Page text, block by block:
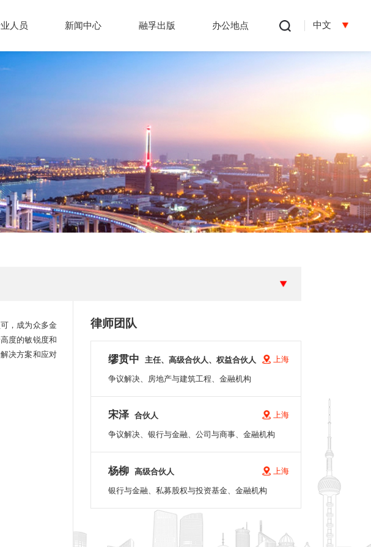
中文
人员 新闻中心 融孚出版 办公地点
，成为众多金
度的敏锐度和
决方案和应对
律师团队
缪贯中 主任、高级合伙人、权益合伙人
争议解决、房地产与建筑工程、金融机构
上海
宋泽 合伙人
争议解决、银行与金融、公司与商事、金融机构
上海
杨柳 高级合伙人
银行与金融、私募股权与投资基金、金融机构
上海